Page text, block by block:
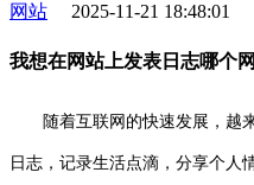
网站 2025-11-21 18:48:01
我想在网站上发表日志哪个
随着互联网的快速发展，越
日志，记录生活点滴，分享个人